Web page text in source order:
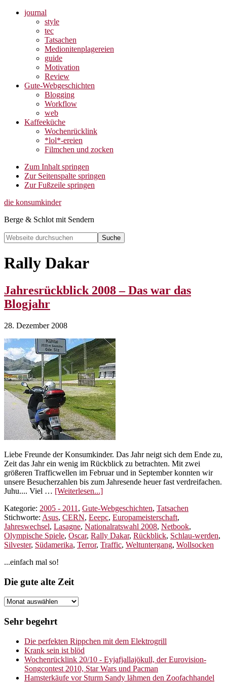
journal
style
tec
Tatsachen
Medionitenplagereien
guide
Motivation
Review
Gute-Webgeschichten
Blogging
Workflow
web
Kaffeeküche
Wochenrücklink
*lol*-ereien
Filmchen und zocken
Zum Inhalt springen
Zur Seitenspalte springen
Zur Fußzeile springen
die konsumkinder
Berge & Schlot mit Sendern
Webseite
durchsuchen
Search
Rally Dakar
Jahresrückblick 2008 – Das war das
Blogjahr
28. Dezember 2008
Liebe Freunde der Konsumkinder. Das Jahr neigt sich dem Ende zu,
Zeit das Jahr ein wenig im Rückblick zu betrachten. Mit zwei
größeren Trafficwellen im Februar und in September konnten wir
unsere Besucherzahlen bis zum Jahresende heuer fast verdreifachen.
Juhu.... Viel … [Weiterlesen...]ÜberJahresrückblick
–
Das
war
das
Blogjahr
Kategorie: 2005 - 2011 , Gute-Webgeschichten, Tatsachen
Stichworte: Asus, CERN, Eeepc, Europameisterschaft,
Jahreswechsel, Lasagne, Nationalratswahl 2008, Netbook,
Olympische Spiele, Oscar, Rally Dakar, Rückblick, Schlau-werden,
Silvester, Südamerika, Terror, Traffic, Weltuntergang, Wollsocken
Seitenspalte
...einfach mal so!
Footer
Die gute alte Zeit
Die
alte
Sehr begehrt
Die perfekten Rippchen mit dem Elektrogrill
Krank sein ist blöd
Wochenrücklink 20/10 - Eyjafjallajökull, der Eurovision-
Songcontest 2010, Star Wars und Pacman
Hamsterkäufe vor Sturm Sandy lähmen den Zoofachhandel